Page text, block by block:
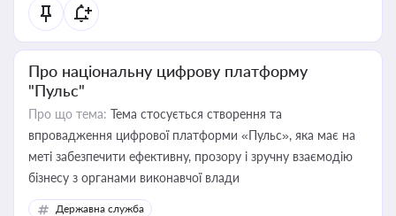
Про національну цифрову платформу
"Пульс"
Про що тема: Тема стосується створення та
впровадження цифрової платформи «Пульс», яка має на
меті забезпечити ефективну, прозору і зручну взаємодію
бізнесу з органами виконавчої влади
Державна служба